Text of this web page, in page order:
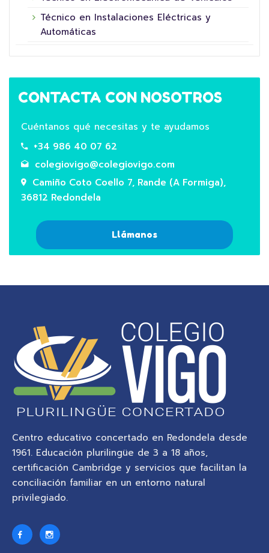
Técnico en Instalaciones Eléctricas y
Automáticas
CONTACTA CON NOSOTROS
Cuéntanos qué necesitas y te ayudamos
+34 986 40 07 62
colegiovigo@colegiovigo.com
Camiño Coto Coello 7, Rande (A Formiga),
36812 Redondela
Llámanos
Centro educativo concertado en Redondela desde
1961. Educación plurilingüe de 3 a 18 años,
certificación Cambridge y servicios que facilitan la
conciliación familiar en un entorno natural
privilegiado.